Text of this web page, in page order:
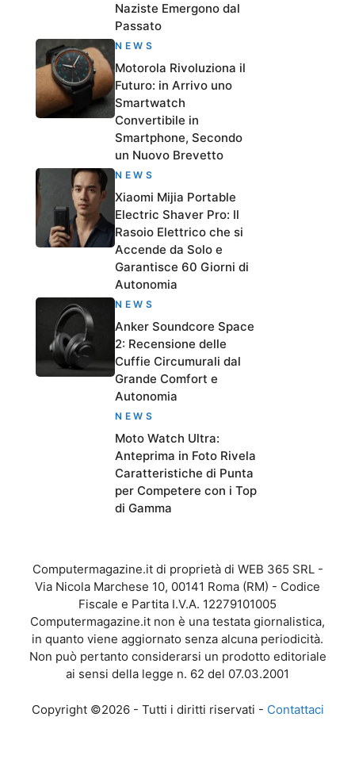
Naziste Emergono dal
Passato
NEWS
Motorola Rivoluziona il
Futuro: in Arrivo uno
Smartwatch
Convertibile in
Smartphone, Secondo
un Nuovo Brevetto
NEWS
Xiaomi Mijia Portable
Electric Shaver Pro: Il
Rasoio Elettrico che si
Accende da Solo e
Garantisce 60 Giorni di
Autonomia
NEWS
Anker Soundcore Space
2: Recensione delle
Cuffie Circumurali dal
Grande Comfort e
Autonomia
NEWS
Moto Watch Ultra:
Anteprima in Foto Rivela
Caratteristiche di Punta
per Competere con i Top
di Gamma
Computermagazine.it di proprietà di WEB 365 SRL -
Via Nicola Marchese 10, 00141 Roma (RM) - Codice
Fiscale e Partita I.V.A. 12279101005
Computermagazine.it non è una testata giornalistica,
in quanto viene aggiornato senza alcuna periodicità.
Non può pertanto considerarsi un prodotto editoriale
ai sensi della legge n. 62 del 07.03.2001
Copyright ©2026 - Tutti i diritti riservati - Contattaci